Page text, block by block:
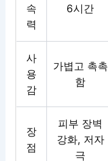
속
력
6시간
사
용
감
가볍고 촉촉
함
장
점
피부 장벽
강화, 저자
극